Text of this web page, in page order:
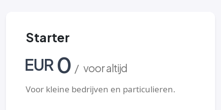
Starter
EUR 0 / voor altijd
Voor kleine bedrijven en particulieren.